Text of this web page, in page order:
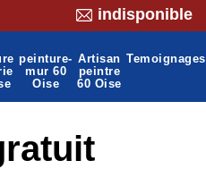
indisponible
peinture-
mur 60
Oise
Artisan
peintre
60 Oise
Temoignages